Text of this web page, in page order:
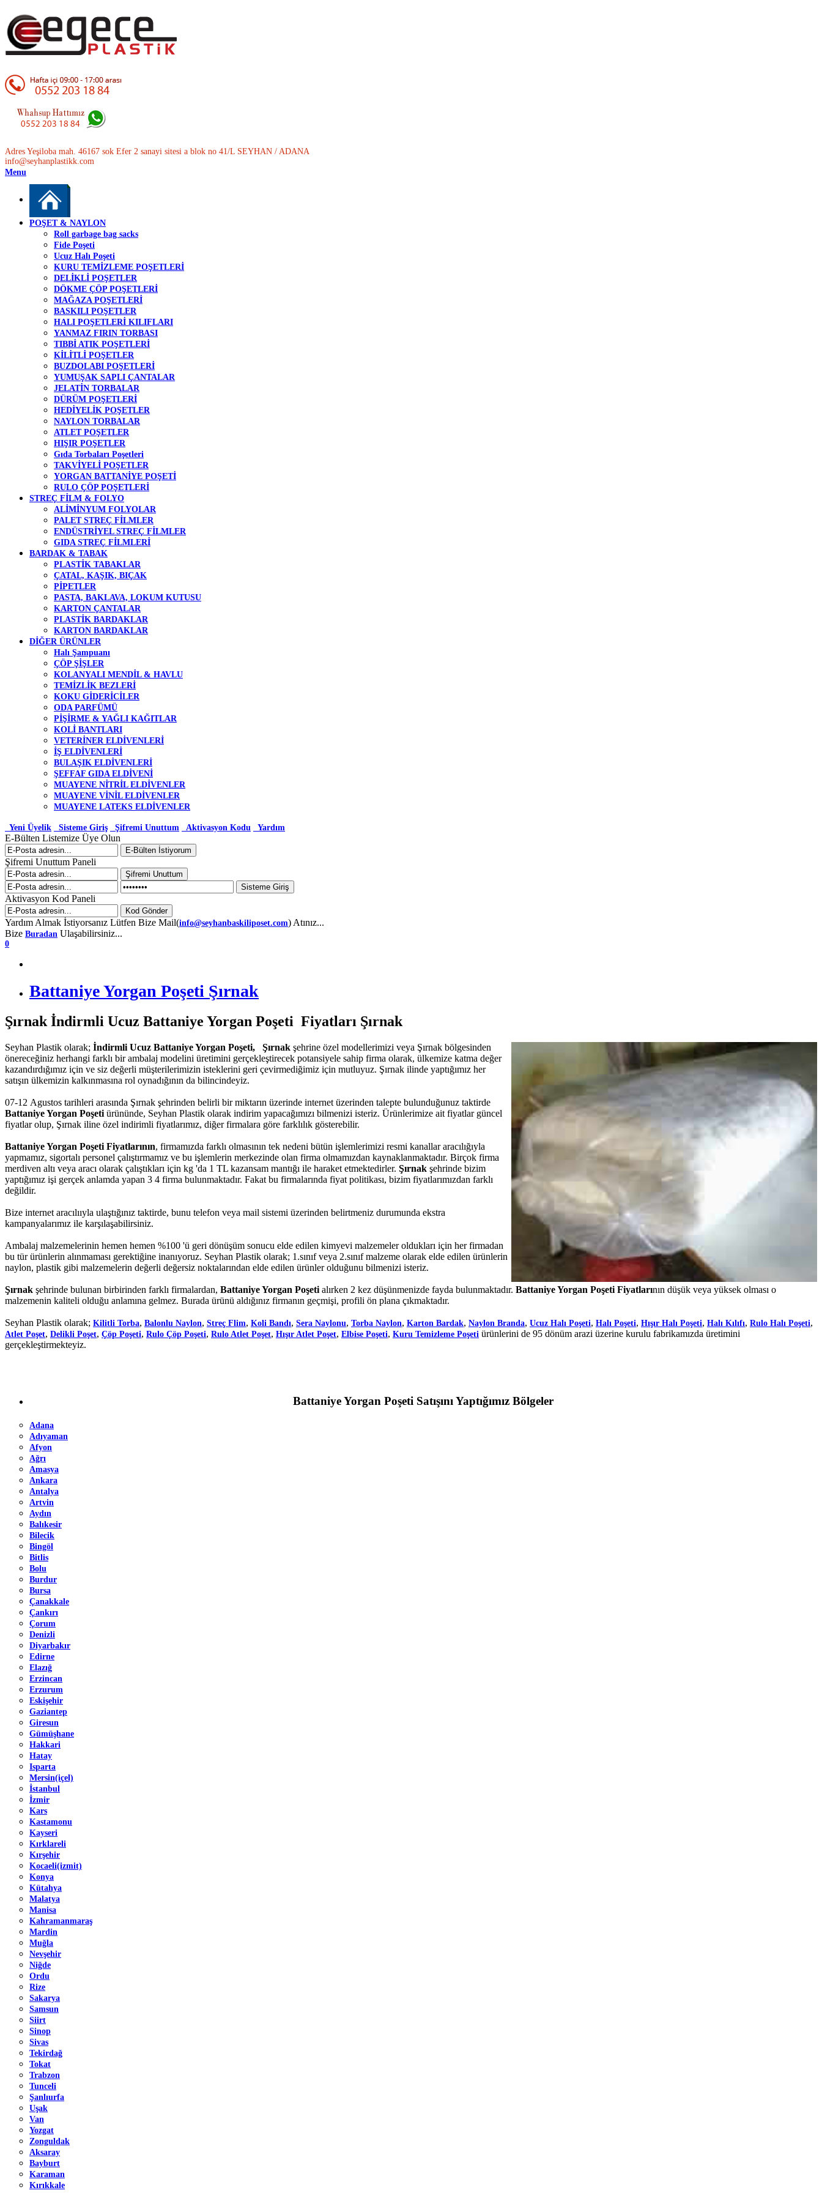
Adres Yeşiloba mah. 46167 sok Efer 2 sanayi sitesi a blok no 41/L SEYHAN / ADANA
info@seyhanplastikk.com
Menu
POŞET & NAYLON
Roll garbage bag sacks
Fide Poşeti
Ucuz Halı Poşeti
KURU TEMİZLEME POŞETLERİ
DELİKLİ POŞETLER
DÖKME ÇÖP POŞETLERİ
MAĞAZA POŞETLERİ
BASKILI POŞETLER
HALI POŞETLERİ KILIFLARI
YANMAZ FIRIN TORBASI
TIBBİ ATIK POŞETLERİ
KİLİTLİ POŞETLER
BUZDOLABI POŞETLERİ
YUMUŞAK SAPLI ÇANTALAR
JELATİN TORBALAR
DÜRÜM POŞETLERİ
HEDİYELİK POŞETLER
NAYLON TORBALAR
ATLET POŞETLER
HIŞIR POŞETLER
Gıda Torbaları Poşetleri
TAKVİYELİ POŞETLER
YORGAN BATTANİYE POŞETİ
RULO ÇÖP POŞETLERİ
STREÇ FİLM & FOLYO
ALİMİNYUM FOLYOLAR
PALET STREÇ FİLMLER
ENDÜSTRİYEL STREÇ FİLMLER
GIDA STREÇ FİLMLERİ
BARDAK & TABAK
PLASTİK TABAKLAR
ÇATAL, KAŞIK, BIÇAK
PİPETLER
PASTA, BAKLAVA, LOKUM KUTUSU
KARTON ÇANTALAR
PLASTİK BARDAKLAR
KARTON BARDAKLAR
DİĞER ÜRÜNLER
Halı Şampuanı
ÇÖP ŞİŞLER
KOLANYALI MENDİL & HAVLU
TEMİZLİK BEZLERİ
KOKU GİDERİCİLER
ODA PARFÜMÜ
PİŞİRME & YAĞLI KAĞITLAR
KOLİ BANTLARI
VETERİNER ELDİVENLERİ
İŞ ELDİVENLERİ
BULAŞIK ELDİVENLERİ
ŞEFFAF GIDA ELDİVENİ
MUAYENE NİTRİL ELDİVENLER
MUAYENE VİNİL ELDİVENLER
MUAYENE LATEKS ELDİVENLER
Yeni Üyelik Sisteme Giriş Şifremi Unuttum Aktivasyon Kodu Yardım
E-Bülten Listemize Üye Olun
Şifremi Unuttum Paneli
Aktivasyon Kod Paneli
Yardım Almak İstiyorsanız Lütfen Bize Mail(info@seyhanbaskiliposet.com) Atınız...
Bize Buradan Ulaşabilirsiniz...
0
Battaniye Yorgan Poşeti Şırnak
Şırnak İndirmli Ucuz Battaniye Yorgan Poşeti Fiyatları Şırnak
Seyhan Plastik olarak; İndirmli Ucuz Battaniye Yorgan Poşeti, Şırnak şehrine özel modellerimizi veya Şırnak bölgesinden
önereceğiniz herhangi farklı bir ambalaj modelini üretimini gerçekleştirecek potansiyele sahip firma olarak, ülkemize katma değer
kazandırdığımız için ve siz değerli müşterilerimizin isteklerini geri çevirmediğimiz için mutluyuz. Şırnak ilinde yaptığımız her
satışın ülkemizin kalkınmasına rol oynadığının da bilincindeyiz.
07-12 Agustos tarihleri arasında Şırnak şehrinden belirli bir miktarın üzerinde internet üzerinden talepte bulunduğunuz taktirde
Battaniye Yorgan Poşeti ürününde, Seyhan Plastik olarak indirim yapacağımızı bilmenizi isteriz. Ürünlerimize ait fiyatlar güncel
fiyatlar olup, Şırnak iline özel indirimli fiyatlarımız, diğer firmalara göre farklılık gösterebilir.
Battaniye Yorgan Poşeti Fiyatlarının, firmamızda farklı olmasının tek nedeni bütün işlemlerimizi resmi kanallar aracılığıyla
yapmamız, sigortalı personel çalıştırmamız ve bu işlemlerin merkezinde olan firma olmamızdan kaynaklanmaktadır. Birçok firma
merdiven altı veya aracı olarak çalıştıkları için kg 'da 1 TL kazansam mantığı ile haraket etmektedirler. Şırnak şehrinde bizim
yaptığımız işi gerçek anlamda yapan 3 4 firma bulunmaktadır. Fakat bu firmalarında fiyat politikası, bizim fiyatlarımızdan farklı
değildir.
Bize internet aracılııyla ulaştığınız taktirde, bunu telefon veya mail sistemi üzerinden belirtmeniz durumunda ekstra
kampanyalarımız ile karşılaşabilirsiniz.
Ambalaj malzemelerinin hemen hemen %100 'ü geri dönüşüm sonucu elde edilen kimyevi malzemeler oldukları için her firmadan
bu tür ürünlerin alınmaması gerektiğine inanıyoruz. Seyhan Plastik olarak; 1.sınıf veya 2.sınıf malzeme olarak elde edilen ürünlerin
naylon, plastik gibi malzemelerin değerli değersiz noktalarından elde edilen ürünler olduğunu bilmenizi isteriz.
Şırnak şehrinde bulunan birbirinden farklı firmalardan, Battaniye Yorgan Poşeti alırken 2 kez düşünmenizde fayda bulunmaktadır. Battaniye Yorgan Poşeti Fiyatlarının düşük veya yüksek olması o
malzemenin kaliteli olduğu anlamına gelmez. Burada ürünü aldığınız firmanın geçmişi, profili ön plana çıkmaktadır.
Seyhan Plastik olarak; Kilitli Torba, Balonlu Naylon, Streç Flim, Koli Bandı, Sera Naylonu, Torba Naylon, Karton Bardak, Naylon Branda, Ucuz Halı Poşeti, Halı Poşeti, Hışır Halı Poşeti, Halı Kılıfı, Rulo Halı Poşeti,
Atlet Poşet, Delikli Poşet, Çöp Poşeti, Rulo Çöp Poşeti, Rulo Atlet Poşet, Hışır Atlet Poşet, Elbise Poşeti, Kuru Temizleme Poşeti ürünlerini de 95 dönüm arazi üzerine kurulu fabrikamızda üretimini
gerçekleştirmekteyiz.
Battaniye Yorgan Poşeti Satışını Yaptığımız Bölgeler
Adana
Adıyaman
Afyon
Ağrı
Amasya
Ankara
Antalya
Artvin
Aydın
Balıkesir
Bilecik
Bingöl
Bitlis
Bolu
Burdur
Bursa
Çanakkale
Çankırı
Çorum
Denizli
Diyarbakır
Edirne
Elazığ
Erzincan
Erzurum
Eskişehir
Gaziantep
Giresun
Gümüşhane
Hakkari
Hatay
Isparta
Mersin(içel)
İstanbul
İzmir
Kars
Kastamonu
Kayseri
Kırklareli
Kırşehir
Kocaeli(izmit)
Konya
Kütahya
Malatya
Manisa
Kahramanmaraş
Mardin
Muğla
Nevşehir
Niğde
Ordu
Rize
Sakarya
Samsun
Siirt
Sinop
Sivas
Tekirdağ
Tokat
Trabzon
Tunceli
Şanlıurfa
Uşak
Van
Yozgat
Zonguldak
Aksaray
Bayburt
Karaman
Kırıkkale